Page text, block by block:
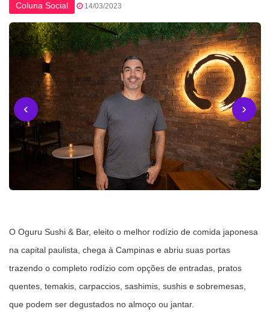
Coluna Social 14/03/2023
‹ ›
O Oguru Sushi & Bar, eleito o melhor rodízio de comida japonesa
na capital paulista, chega à Campinas e abriu suas portas
trazendo o completo rodízio com opções de entradas, pratos
quentes, temakis, carpaccios, sashimis, sushis e sobremesas,
que podem ser degustados no almoço ou jantar.